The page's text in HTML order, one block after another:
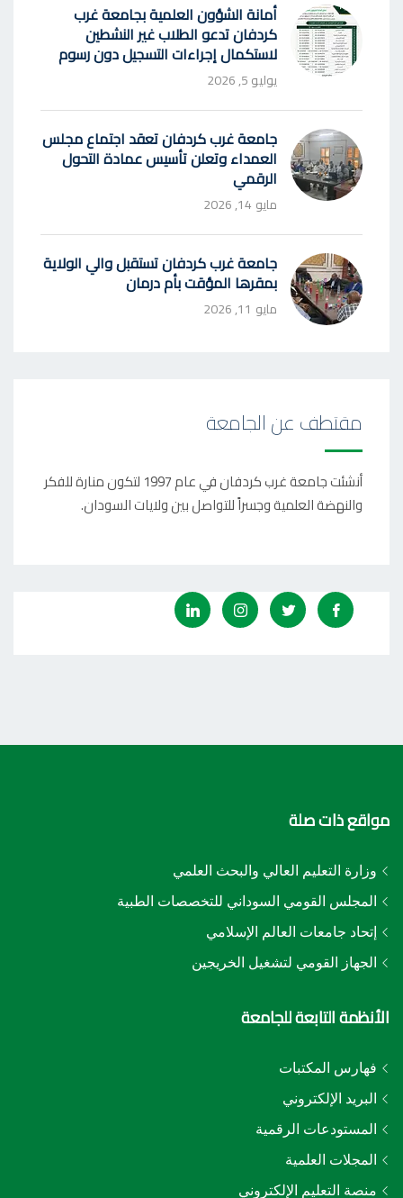
أمانة الشؤون العلمية بجامعة غرب
كردفان تدعو الطلاب غير النشطين
لاستكمال إجراءات التسجيل دون رسوم
يوليو 5, 2026
جامعة غرب كردفان تعقد اجتماع مجلس
العمداء وتعلن تأسيس عمادة التحول
الرقمي
مايو 14, 2026
جامعة غرب كردفان تستقبل والي الولاية
بمقرها المؤقت بأم درمان
مايو 11, 2026
مقتطف عن الجامعة
أنشئت جامعة غرب كردفان في عام 1997 لتكون منارة للفكر
والنهضة العلمية وجسراً للتواصل بين ولايات السودان.
مواقع ذات صلة
وزارة التعليم العالي والبحث العلمي
المجلس القومي السوداني للتخصصات الطبية
إتحاد جامعات العالم الإسلامي
الجهاز القومي لتشغيل الخريجين
الأنظمة التابعة للجامعة
فهارس المكتبات
البريد الإلكتروني
المستودعات الرقمية
المجلات العلمية
منصة التعليم الإلكتروني